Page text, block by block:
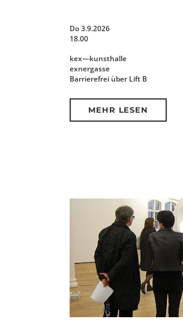
Do 3.9.2026
18.00
kex—kunsthalle
exnergasse
Barrierefrei über Lift B
MEHR LESEN